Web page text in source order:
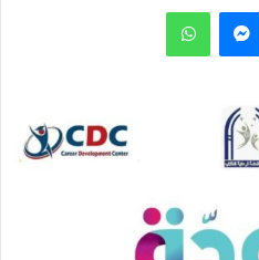
ماسنجر واتساب